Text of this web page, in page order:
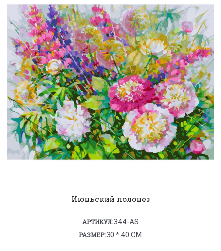
Июньский полонез
АРТИКУЛ:344-AS
РАЗМЕР:30 * 40 СМ